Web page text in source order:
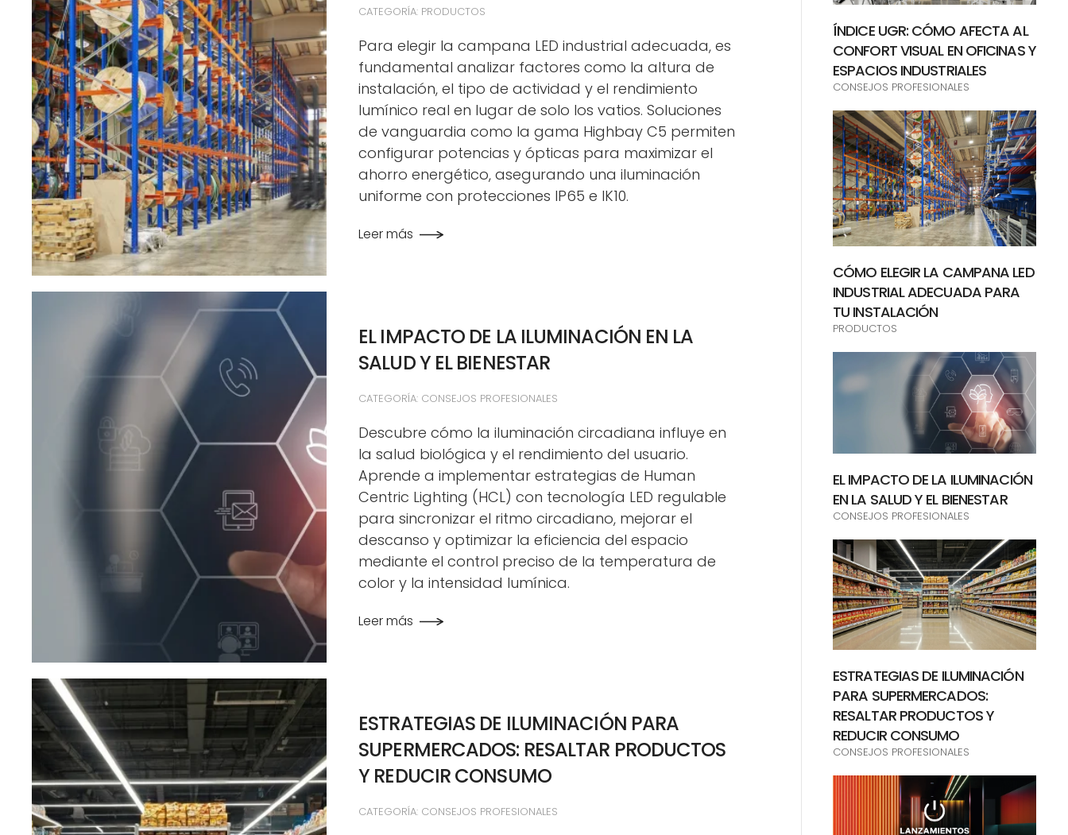
CATEGORÍA: PRODUCTOS
Para elegir la campana LED industrial adecuada, es
fundamental analizar factores como la altura de
instalación, el tipo de actividad y el rendimiento
lumínico real en lugar de solo los vatios. Soluciones
de vanguardia como la gama Highbay C5 permiten
configurar potencias y ópticas para maximizar el
ahorro energético, asegurando una iluminación
uniforme con protecciones IP65 e IK10.
Leer más
EL IMPACTO DE LA ILUMINACIÓN EN LA
SALUD Y EL BIENESTAR
CATEGORÍA: CONSEJOS PROFESIONALES
Descubre cómo la iluminación circadiana influye en
la salud biológica y el rendimiento del usuario.
Aprende a implementar estrategias de Human
Centric Lighting (HCL) con tecnología LED regulable
para sincronizar el ritmo circadiano, mejorar el
descanso y optimizar la eficiencia del espacio
mediante el control preciso de la temperatura de
color y la intensidad lumínica.
Leer más
ESTRATEGIAS DE ILUMINACIÓN PARA
SUPERMERCADOS: RESALTAR PRODUCTOS
Y REDUCIR CONSUMO
CATEGORÍA: CONSEJOS PROFESIONALES
ÍNDICE UGR: CÓMO AFECTA AL
CONFORT VISUAL EN OFICINAS Y
ESPACIOS INDUSTRIALES
CONSEJOS PROFESIONALES
CÓMO ELEGIR LA CAMPANA LED
INDUSTRIAL ADECUADA PARA
TU INSTALACIÓN
PRODUCTOS
EL IMPACTO DE LA ILUMINACIÓN
EN LA SALUD Y EL BIENESTAR
CONSEJOS PROFESIONALES
ESTRATEGIAS DE ILUMINACIÓN
PARA SUPERMERCADOS:
RESALTAR PRODUCTOS Y
REDUCIR CONSUMO
CONSEJOS PROFESIONALES